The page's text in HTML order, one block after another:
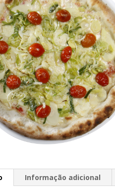
Informação adicional